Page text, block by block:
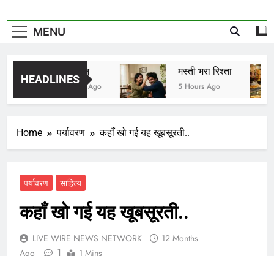
MENU
HEADLINES
5 Hours Ago
मस्ती भरा रिश्ता
5 Hours Ago
Home पर्यावरण कहाँ खो गई यह खूबसूरती..
पर्यावरण साहित्य
कहाँ खो गई यह खूबसूरती..
LIVE WIRE NEWS NETWORK
12 Months
Ago
1 1 Mins